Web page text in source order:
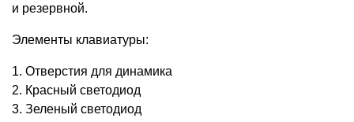
и резервной.
Элементы клавиатуры:
1. Отверстия для динамика
2. Красный светодиод
3. Зеленый светодиод